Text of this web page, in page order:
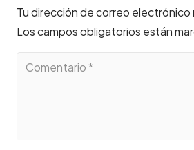
Tu dirección de correo electrónico
Los campos obligatorios están